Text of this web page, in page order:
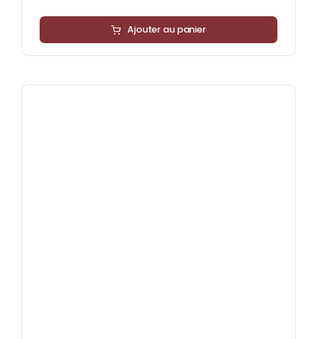
Ajouter au panier